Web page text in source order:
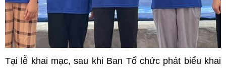
Tại lễ khai mạc, sau khi Ban Tổ chức phát biểu khai